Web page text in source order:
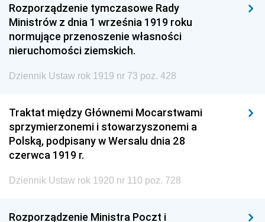
Rozporządzenie tymczasowe Rady
Ministrów z dnia 1 września 1919 roku
normujące przenoszenie własności
nieruchomości ziemskich.
Dziennik Ustaw rok 1919 nr 73 poz. 428
Traktat między Głównemi Mocarstwami
sprzymierzonemi i stowarzyszonemi a
Polską, podpisany w Wersalu dnia 28
czerwca 1919 r.
Dziennik Ustaw rok 1920 nr 110 poz. 728
Rozporządzenie Ministra Poczt i